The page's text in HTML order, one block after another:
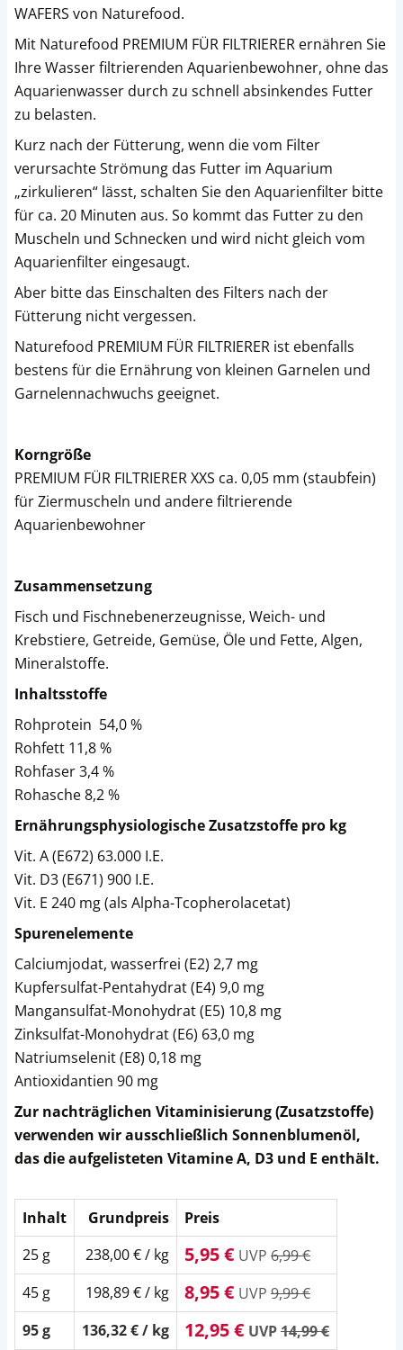
WAFERS von Naturefood.
Mit Naturefood PREMIUM FÜR FILTRIERER ernähren Sie
Ihre Wasser filtrierenden Aquarienbewohner, ohne das
Aquarienwasser durch zu schnell absinkendes Futter
zu belasten.
Kurz nach der Fütterung, wenn die vom Filter
verursachte Strömung das Futter im Aquarium
„zirkulieren“ lässt, schalten Sie den Aquarienfilter bitte
für ca. 20 Minuten aus. So kommt das Futter zu den
Muscheln und Schnecken und wird nicht gleich vom
Aquarienfilter eingesaugt.
Aber bitte das Einschalten des Filters nach der
Fütterung nicht vergessen.
Naturefood PREMIUM FÜR FILTRIERER ist ebenfalls
bestens für die Ernährung von kleinen Garnelen und
Garnelennachwuchs geeignet.
Korngröße
PREMIUM FÜR FILTRIERER XXS ca. 0,05 mm (staubfein)
für Ziermuscheln und andere filtrierende
Aquarienbewohner
Zusammensetzung
Fisch und Fischnebenerzeugnisse, Weich- und
Krebstiere, Getreide, Gemüse, Öle und Fette, Algen,
Mineralstoffe.
Inhaltsstoffe
Rohprotein 54,0 %
Rohfett 11,8 %
Rohfaser 3,4 %
Rohasche 8,2 %
Ernährungsphysiologische Zusatzstoffe pro kg
Vit. A (E672) 63.000 I.E.
Vit. D3 (E671) 900 I.E.
Vit. E 240 mg (als Alpha-Tcopherolacetat)
Spurenelemente
Calciumjodat, wasserfrei (E2) 2,7 mg
Kupfersulfat-Pentahydrat (E4) 9,0 mg
Mangansulfat-Monohydrat (E5) 10,8 mg
Zinksulfat-Monohydrat (E6) 63,0 mg
Natriumselenit (E8) 0,18 mg
Antioxidantien 90 mg
Zur nachträglichen Vitaminisierung (Zusatzstoffe)
verwenden wir ausschließlich Sonnenblumenöl,
das die aufgelisteten Vitamine A, D3 und E enthält.
Inhalt Grundpreis
Preis
25 g
238,00 € / kg 5,95 € UVP 6,99 €
45 g
198,89 € / kg 8,95 € UVP 9,99 €
95 g
136,32 € / kg 12,95 € UVP14,99 €